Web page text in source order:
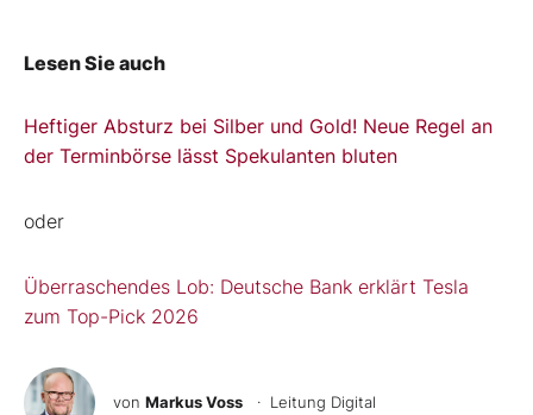
Lesen Sie auch
Heftiger Absturz bei Silber und Gold! Neue Regel an
der Terminbörse lässt Spekulanten bluten
oder
Überraschendes Lob: Deutsche Bank erklärt Tesla
zum Top-Pick 2026
von Markus Voss · Leitung Digital